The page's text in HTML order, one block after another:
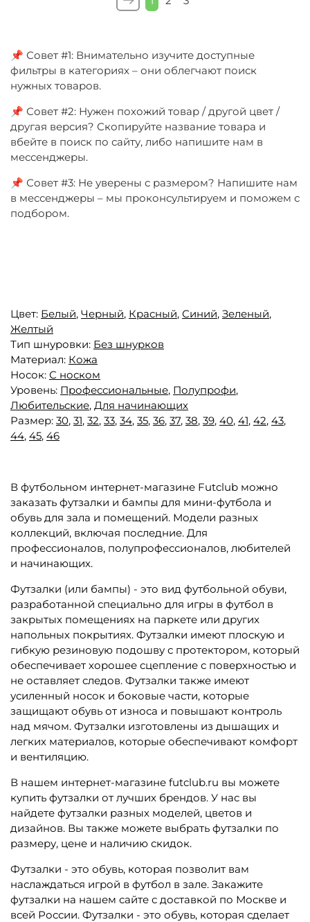
📌 Совет #1: Внимательно изучите доступные
фильтры в категориях – они облегчают поиск
нужных товаров.
📌 Совет #2: Нужен похожий товар / другой цвет /
другая версия? Скопируйте название товара и
вбейте в поиск по сайту, либо напишите нам в
мессенджеры.
📌 Совет #3: Не уверены с размером? Напишите нам
в мессенджеры – мы проконсультируем и поможем с
подбором.
Цвет: Белый, Черный, Красный, Синий, Зеленый,
Желтый
Тип шнуровки: Без шнурков
Материал: Кожа
Носок: С носком
Уровень: Профессиональные, Полупрофи,
Любительские, Для начинающих
Размер: 30, 31, 32, 33, 34, 35, 36, 37, 38, 39, 40, 41, 42, 43,
44, 45, 46
В футбольном интернет-магазине Futclub можно
заказать футзалки и бампы для мини-футбола и
обувь для зала и помещений. Модели разных
коллекций, включая последние. Для
профессионалов, полупрофессионалов, любителей
и начинающих.
Футзалки (или бампы) - это вид футбольной обуви,
разработанной специально для игры в футбол в
закрытых помещениях на паркете или других
напольных покрытиях. Футзалки имеют плоскую и
гибкую резиновую подошву с протектором, который
обеспечивает хорошее сцепление с поверхностью и
не оставляет следов. Футзалки также имеют
усиленный носок и боковые части, которые
защищают обувь от износа и повышают контроль
над мячом. Футзалки изготовлены из дышащих и
легких материалов, которые обеспечивают комфорт
и вентиляцию.
В нашем интернет-магазине futclub.ru вы можете
купить футзалки от лучших брендов. У нас вы
найдете футзалки разных моделей, цветов и
дизайнов. Вы также можете выбрать футзалки по
размеру, цене и наличию скидок.
Футзалки - это обувь, которая позволит вам
наслаждаться игрой в футбол в зале. Закажите
футзалки на нашем сайте с доставкой по Москве и
всей России. Футзалки - это обувь, которая сделает